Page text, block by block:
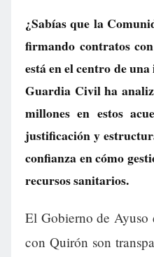
¿Sabías que la
firmando contratos
está en el centro de
Guardia Civil ha
millones en estos
justificación y
confianza en cómo
recursos sanitarios.
El Gobierno de Ayuso
con Quirón son